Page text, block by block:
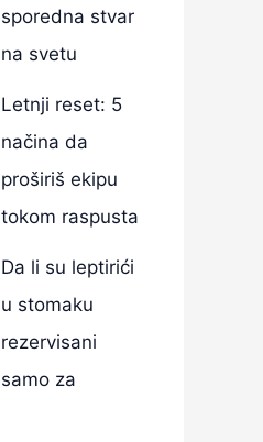
sporedna stvar
na svetu
Letnji reset: 5
načina da
proširiš ekipu
tokom raspusta
Da li su leptirići
u stomaku
rezervisani
samo za